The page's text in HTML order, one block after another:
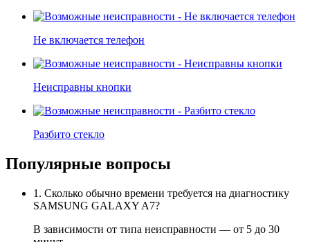
Не включается телефон
Неисправны кнопки
Разбито стекло
Популярные вопросы
1. Сколько обычно времени требуется на диагностику
SAMSUNG GALAXY A7?
В зависимости от типа неисправности — от 5 до 30